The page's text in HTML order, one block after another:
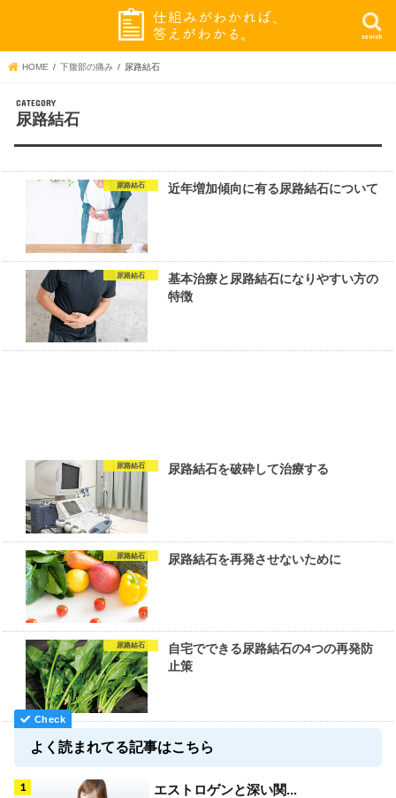
search
HOME 下腹部の痛み 尿路結石
尿路結石
尿路結石 近年増加傾向に有る尿路結石について
尿路結石
基本治療と尿路結石になりやすい方の
特徴
尿路結石 尿路結石を破砕して治療する
尿路結石 尿路結石を再発させないために
尿路結石
自宅でできる尿路結石の4つの再発防
止策
よく読まれてる記事はこちら
エストロゲンと深い関...